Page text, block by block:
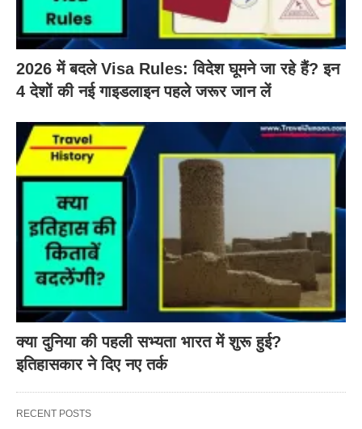
2026 में बदले Visa Rules: विदेश घूमने जा रहे हैं? इन
4 देशों की नई गाइडलाइन पहले जरूर जान लें
क्या दुनिया की पहली सभ्यता भारत में शुरू हुई?
इतिहासकार ने दिए नए तर्क
RECENT POSTS